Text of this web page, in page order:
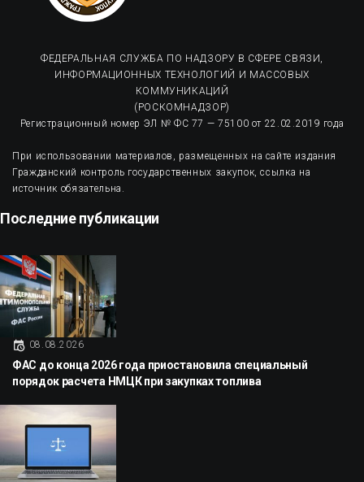
ФЕДЕРАЛЬНАЯ СЛУЖБА ПО НАДЗОРУ В СФЕРЕ СВЯЗИ,
ИНФОРМАЦИОННЫХ ТЕХНОЛОГИЙ И МАССОВЫХ
КОММУНИКАЦИЙ
(РОСКОМНАДЗОР)
Регистрационный номер ЭЛ № ФС 77 — 75100 от 22.02.2019 года
При использовании материалов, размещенных на сайте издания
Гражданский контроль государственных закупок, ссылка на
источник обязательна.
Последние публикации
08.08.2026
ФАС до конца 2026 года приостановила специальный
порядок расчета НМЦК при закупках топлива